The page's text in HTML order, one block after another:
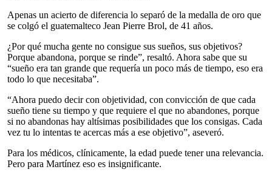
Apenas un acierto de diferencia lo separó de la medalla de oro que
se colgó el guatemalteco Jean Pierre Brol, de 41 años.
¿Por qué mucha gente no consigue sus sueños, sus objetivos?
Porque abandona, porque se rinde”, resaltó. Ahora sabe que su
“sueño era tan grande que requería un poco más de tiempo, eso era
todo lo que necesitaba”.
“Ahora puedo decir con objetividad, con convicción de que cada
sueño tiene su tiempo y que requiere el que no abandones, porque
si no abandonas hay altísimas posibilidades que los consigas. Cada
vez tu lo intentas te acercas más a ese objetivo”, aseveró.
Para los médicos, clínicamente, la edad puede tener una relevancia.
Pero para Martínez eso es insignificante.